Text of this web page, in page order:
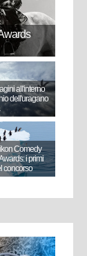
all'interno
dell'uragano
Comedy
i primi
concorso